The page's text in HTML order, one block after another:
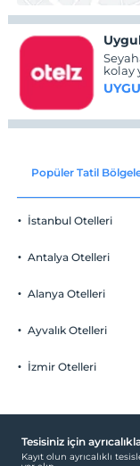
kolay
Popüler Tatil
İstanbul Otelleri
Antalya Otelleri
Alanya Otelleri
Ayvalık Otelleri
İzmir Otelleri
Tesisiniz için
Kayıt olun ayrıcalıklı